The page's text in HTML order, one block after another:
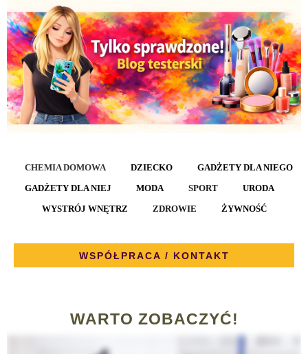
CHEMIA DOMOWA DZIECKO
GADŻETY DLA NIEGO
GADŻETY DLA NIEJ
MODA SPORT
URODA
WYSTRÓJ WNĘTRZ
ZDROWIE ŻYWNOŚĆ
WSPÓŁPRACA / KONTAKT
WARTO ZOBACZYĆ!